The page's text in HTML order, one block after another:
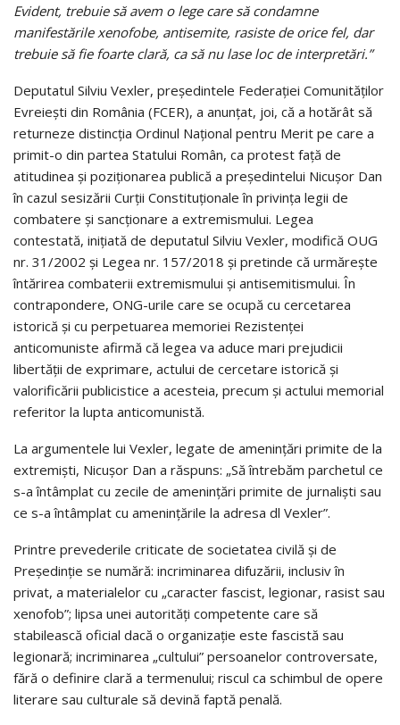
Evident, trebuie să avem o lege care să condamne
manifestările xenofobe, antisemite, rasiste de orice fel, dar
trebuie să fie foarte clară, ca să nu lase loc de interpretări.”
Deputatul Silviu Vexler, preşedintele Federaţiei Comunităţilor
Evreieşti din România (FCER), a anunţat, joi, că a hotărât să
returneze distincţia Ordinul Naţional pentru Merit pe care a
primit-o din partea Statului Român, ca protest față de
atitudinea şi poziţionarea publică a preşedintelui Nicuşor Dan
în cazul sesizării Curţii Constituţionale în privinţa legii de
combatere şi sancţionare a extremismului. Legea
contestată, inițiată de deputatul Silviu Vexler, modifică OUG
nr. 31/2002 și Legea nr. 157/2018 și pretinde că urmărește
întărirea combaterii extremismului și antisemitismului. În
contrapondere, ONG-urile care se ocupă cu cercetarea
istorică și cu perpetuarea memoriei Rezistenței
anticomuniste afirmă că legea va aduce mari prejudicii
libertății de exprimare, actului de cercetare istorică și
valorificării publicistice a acesteia, precum și actului memorial
referitor la lupta anticomunistă.
La argumentele lui Vexler, legate de amenințări primite de la
extremiști, Nicușor Dan a răspuns: „Să întrebăm parchetul ce
s-a întâmplat cu zecile de amenințări primite de jurnaliști sau
ce s-a întâmplat cu amenințările la adresa dl Vexler”.
Printre prevederile criticate de societatea civilă și de
Președinție se numără: incriminarea difuzării, inclusiv în
privat, a materialelor cu „caracter fascist, legionar, rasist sau
xenofob”; lipsa unei autorități competente care să
stabilească oficial dacă o organizație este fascistă sau
legionară; incriminarea „cultului” persoanelor controversate,
fără o definire clară a termenului; riscul ca schimbul de opere
literare sau culturale să devină faptă penală.